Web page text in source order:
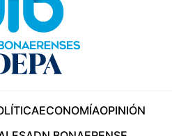
ECONOMÍAOPINIÓN